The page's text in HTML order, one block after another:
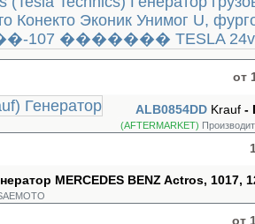
от
ALB0854DD Krauf -
(AFTERMARKET)
MERCEDES BENZ Actros, 1017,
от